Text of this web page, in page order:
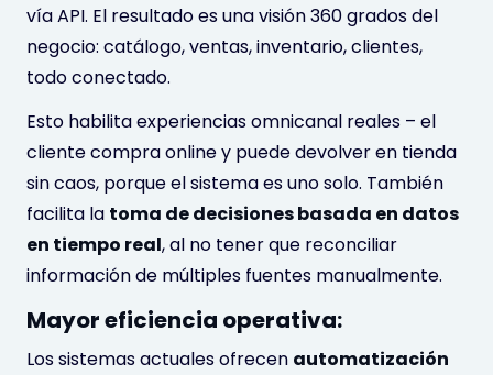
vía API. El resultado es una visión 360 grados del
negocio: catálogo, ventas, inventario, clientes,
todo conectado.
Esto habilita experiencias omnicanal reales – el
cliente compra online y puede devolver en tienda
sin caos, porque el sistema es uno solo. También
facilita la toma de decisiones basada en datos
en tiempo real, al no tener que reconciliar
información de múltiples fuentes manualmente.
Mayor eficiencia operativa:
Los sistemas actuales ofrecen automatización